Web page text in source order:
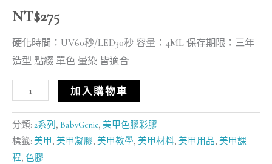
NT$275
硬化時間：UV60秒/LED30秒 容量：4ML 保存期限：三年
造型 點綴 單色 暈染 皆適合
加入購物車
分類: 2系列 , BabyGenie, 美甲色膠彩膠
標籤: 美甲, 美甲凝膠, 美甲教學, 美甲材料, 美甲用品, 美甲課
程, 色膠